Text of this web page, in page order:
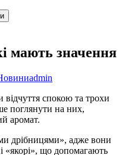
мають значення
admin
відчуття спокою та трохи
поглянути на них,
аромат.
дрібницями», адже вони
«якорі», що допомагають